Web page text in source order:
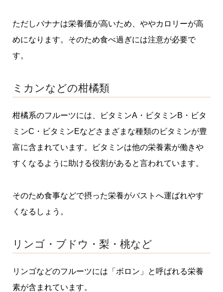
ただしバナナは栄養価が高いため、ややカロリーが高
めになります。そのため食べ過ぎには注意が必要で
す。
ミカンなどの柑橘類
柑橘系のフルーツには、ビタミンA・ビタミンB・ビタ
ミンC・ビタミンEなどさまざまな種類のビタミンが豊
富に含まれています。ビタミンは他の栄養素が働きや
すくなるように助ける役割があると言われています。
そのため食事などで摂った栄養がバストへ運ばれやす
くなるしょう。
リンゴ・ブドウ・梨・桃など
リンゴなどのフルーツには「ボロン」と呼ばれる栄養
素が含まれています。